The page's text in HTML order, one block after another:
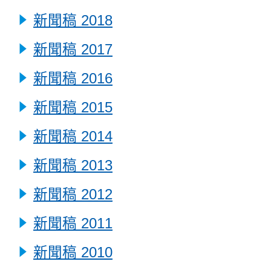
新聞稿 2018
新聞稿 2017
新聞稿 2016
新聞稿 2015
新聞稿 2014
新聞稿 2013
新聞稿 2012
新聞稿 2011
新聞稿 2010